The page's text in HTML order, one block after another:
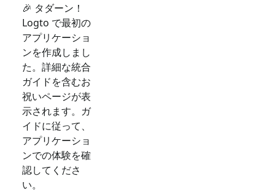
🎉 タダーン！
Logto で最初の
アプリケーショ
ンを作成しまし
た。詳細な統合
ガイドを含むお
祝いページが表
示されます。ガ
イドに従って、
アプリケーショ
ンでの体験を確
認してくださ
い。